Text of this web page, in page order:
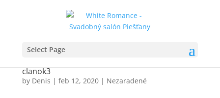
Select Page
clanok3
by Denis | feb 12, 2020| Nezaradené